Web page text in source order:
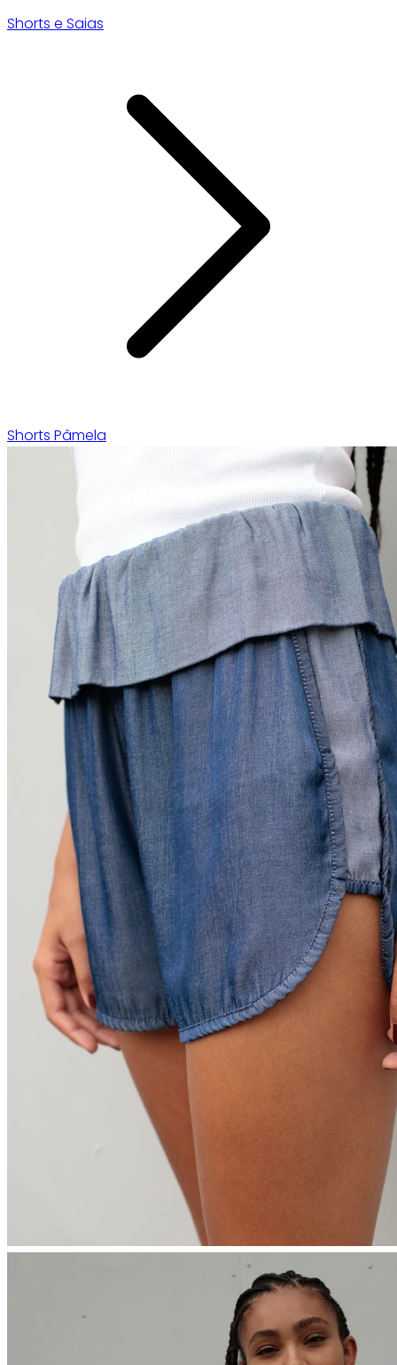
Shorts e Saias
Shorts Pâmela